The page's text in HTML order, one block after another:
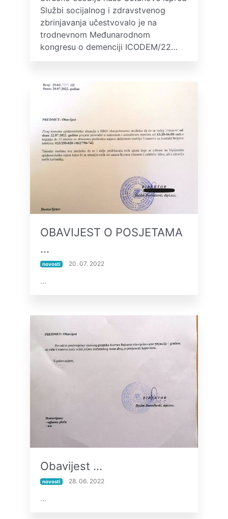
Službi socijalnog i zdravstvenog
zbrinjavanja učestvovalo je na
trodnevnom Međunarodnom
kongresu o demenciji ICODEM/22…
OBAVIJEST O POSJETAMA
…
novosti 20. 07. 2022
…
Obavijest …
novosti 28. 06. 2022
…